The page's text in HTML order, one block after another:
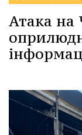
Атака на